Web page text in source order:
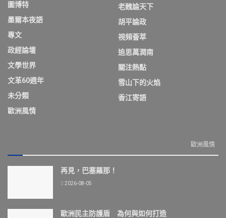
圖博特
墨爾本夜語
專文
政經論壇
文學世界
文革60週年
未分類
歐洲風情
老魏論天下
胡平論政
視頻薈萃
追思萬潤南
關注熱點
雪山下的火焰
香江寄語
歐洲風情
再見，巴塞羅那！
2026-08-05
歐洲民主防護盾 為何與如何打造